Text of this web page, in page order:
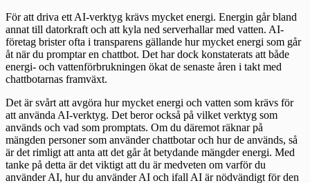
För att driva ett AI-verktyg krävs mycket energi. Energin går bland
annat till datorkraft och att kyla ned serverhallar med vatten. AI-
företag brister ofta i transparens gällande hur mycket energi som går
åt när du promptar en chattbot. Det har dock konstaterats att både
energi- och vattenförbrukningen ökat de senaste åren i takt med
chattbotarnas framväxt.
Det är svårt att avgöra hur mycket energi och vatten som krävs för
att använda AI-verktyg. Det beror också på vilket verktyg som
används och vad som promptats. Om du däremot räknar på
mängden personer som använder chattbotar och hur de används, så
är det rimligt att anta att det går åt betydande mängder energi. Med
tanke på detta är det viktigt att du är medveten om varför du
använder AI, hur du använder AI och ifall AI är nödvändigt för den